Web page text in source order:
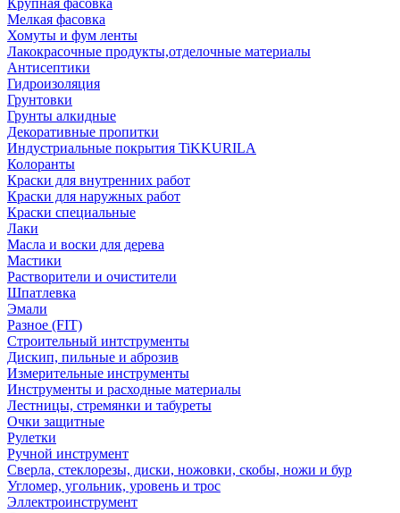
Крупная фасовка
Мелкая фасовка
Хомуты и фум ленты
Лакокрасочные продукты,отделочные материалы
Антисептики
Гидроизоляция
Грунтовки
Грунты алкидные
Декоративные пропитки
Индустриальные покрытия TiKKURILA
Колоранты
Краски для внутренних работ
Краски для наружных работ
Краски специальные
Лаки
Масла и воски для дерева
Мастики
Растворители и очистители
Шпатлевка
Эмали
Разное (FIT)
Строительный интструменты
Дискип, пильные и аброзив
Измерительные инструменты
Инструменты и расходные материалы
Лестницы, стремянки и табуреты
Очки защитные
Рулетки
Ручной инструмент
Сверла, стеклорезы, диски, ножовки, скобы, ножи и бур
Угломер, угольник, уровень и трос
Эллектроинструмент